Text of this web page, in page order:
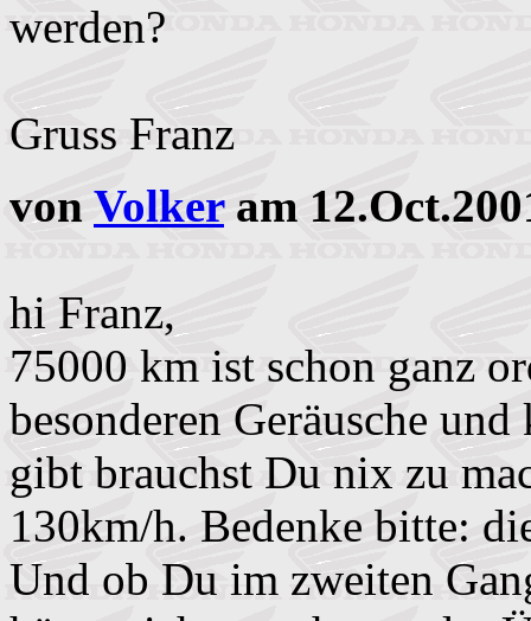
werden?
Gruss Franz
von Volkeram
hi Franz,
75000 km ist schon ganz
besonderen Geräusche
gibt brauchst Du nix zu
130km/h. Bedenke bitte:
Und ob Du im zweiten